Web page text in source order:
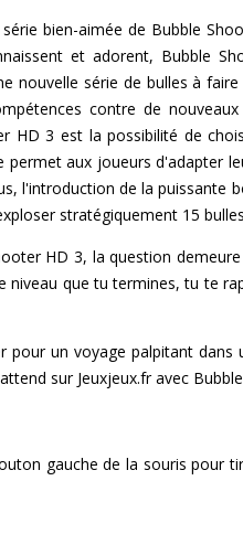
bien-aimée de Bubble
et adorent, Bubble
nouvelle série de bulles à
contre de
HD 3 est la possibilité de
aux joueurs d'adapter
l'introduction de la puissante
stratégiquement 15
HD 3, la question
niveau que tu termines, tu te
un voyage palpitant
sur Jeuxjeux.fr avec
gauche de la souris pour